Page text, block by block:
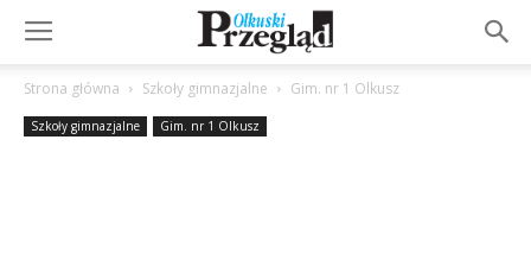
Strona główna Szkoły gimnazjalne Gim. nr 1 Olkusz
Szkoły gimnazjalne Gim. nr 1 Olkusz